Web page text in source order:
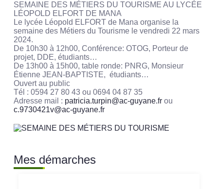
SEMAINE DES MÉTIERS DU TOURISME AU LYCÉE
LÉOPOLD ELFORT DE MANA
Le lycée Léopold ELFORT de Mana organise la
semaine des Métiers du Tourisme le vendredi 22 mars
2024.
De 10h30 à 12h00, Conférence: OTOG, Porteur de
projet, DDE, étudiants…
De 13h00 à 15h00, table ronde: PNRG, Monsieur
Étienne JEAN-BAPTISTE, étudiants…
Ouvert au public
Tél : 0594 27 80 43 ou 0694 04 87 35
Adresse mail : patricia.turpin@ac-guyane.fr ou
c.9730421v@ac-guyane.fr
Mes démarches